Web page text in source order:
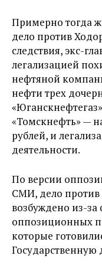
Примерно тогда
дело против
следствия, экс-
легализацией
нефтяной
нефти трех
«Томскнефть» —
рублей, и
деятельности.
По версии
СМИ, дело против
возбуждено из-
оппозиционных
которые
Государственную